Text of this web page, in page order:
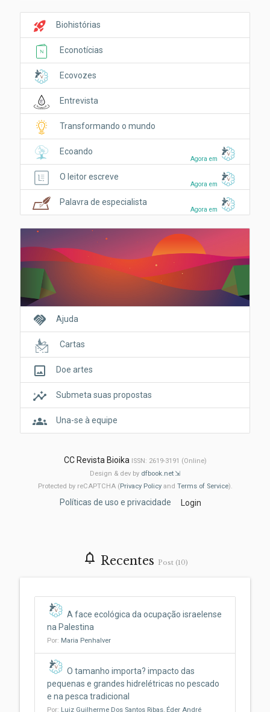
rocket_launch Biohistórias
Econotícias
Ecovozes
Entrevista
Transformando o mundo
Agora em
Ecoando
Agora em
O leitor escreve
Agora em
Palavra de especialista
handshake Ajuda
Cartas
crop_original Doe artes
insights Submeta suas propostas
groups Una-se à equipe
CC Revista Bioika ISSN: 2619-3191 (Online)
Design & dev by dfbook.net
Protected by reCAPTCHA (Privacy Policyand Terms of Service).
Políticas de uso e privacidade Login
notifications_none Recentes Post (10)
A face ecológica da ocupação israelense
na Palestina
Por: Maria Penhalver
O tamanho importa? impacto das
pequenas e grandes hidrelétricas no pescado
e na pesca tradicional
Por: Luiz Guilherme Dos Santos Ribas, Éder André